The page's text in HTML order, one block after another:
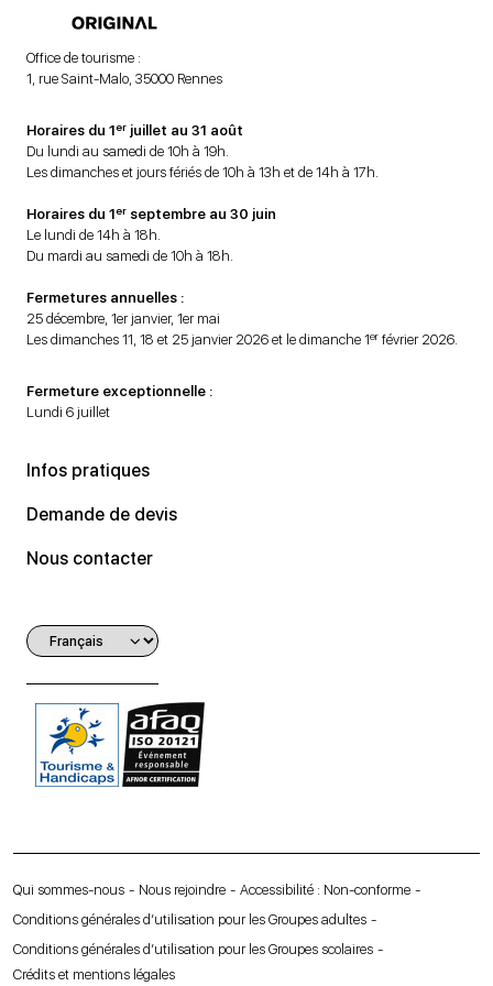
Office de tourisme :
1, rue Saint-Malo, 35000 Rennes
Horaires du 1er juillet au 31 août
Du lundi au samedi de 10h à 19h.
Les dimanches et jours fériés de 10h à 13h et de 14h à 17h.
Horaires du 1er septembre au 30 juin
Le lundi de 14h à 18h.
Du mardi au samedi de 10h à 18h.
Fermetures annuelles :
25 décembre, 1er janvier, 1er mai
Les dimanches 11, 18 et 25 janvier 2026 et le dimanche 1er février 2026.
Fermeture exceptionnelle :
Lundi 6 juillet
Infos pratiques
Demande de devis
Nous contacter
Qui sommes-nous Nous rejoindre
Accessibilité : Non-conforme
Conditions générales d’utilisation pour les Groupes adultes
Conditions générales d’utilisation pour les Groupes scolaires
Crédits et mentions légales